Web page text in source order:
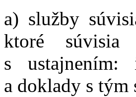
a) služby
ktoré
s ustajnením:
a doklady s tým